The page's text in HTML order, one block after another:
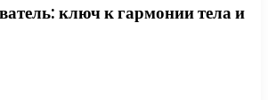
ключ к гармонии тела и